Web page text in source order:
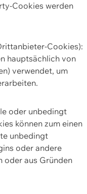
Cookies werden
Cookies):
hauptsächlich von
verwendet, um
oder unbedingt
können zum einen
unbedingt
oder andere
oder aus Gründen